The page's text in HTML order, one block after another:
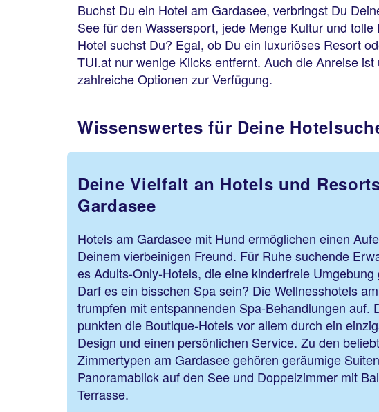
Buchst Du ein Hotel am Gardasee, verbringst Du
See für den Wassersport, jede Menge Kultur und
Hotel suchst Du? Egal, ob Du ein luxuriöses Resort
TUI.at nur wenige Klicks entfernt. Auch die Anreise
zahlreiche Optionen zur Verfügung.
Wissenswertes für Deine
Deine Vielfalt an Hotels und
Gardasee
Hotels am Gardasee mit Hund ermöglichen einen
Deinem vierbeinigen Freund. Für Ruhe suchende
es Adults-Only-Hotels, die eine kinderfreie Umgebung
Darf es ein bisschen Spa sein? Die Wellnesshotels
trumpfen mit entspannenden Spa-Behandlungen auf.
punkten die Boutique-Hotels vor allem durch ein
Design und einen persönlichen Service. Zu den
Zimmertypen am Gardasee gehören geräumige
Panoramablick auf den See und Doppelzimmer mit
Terrasse.